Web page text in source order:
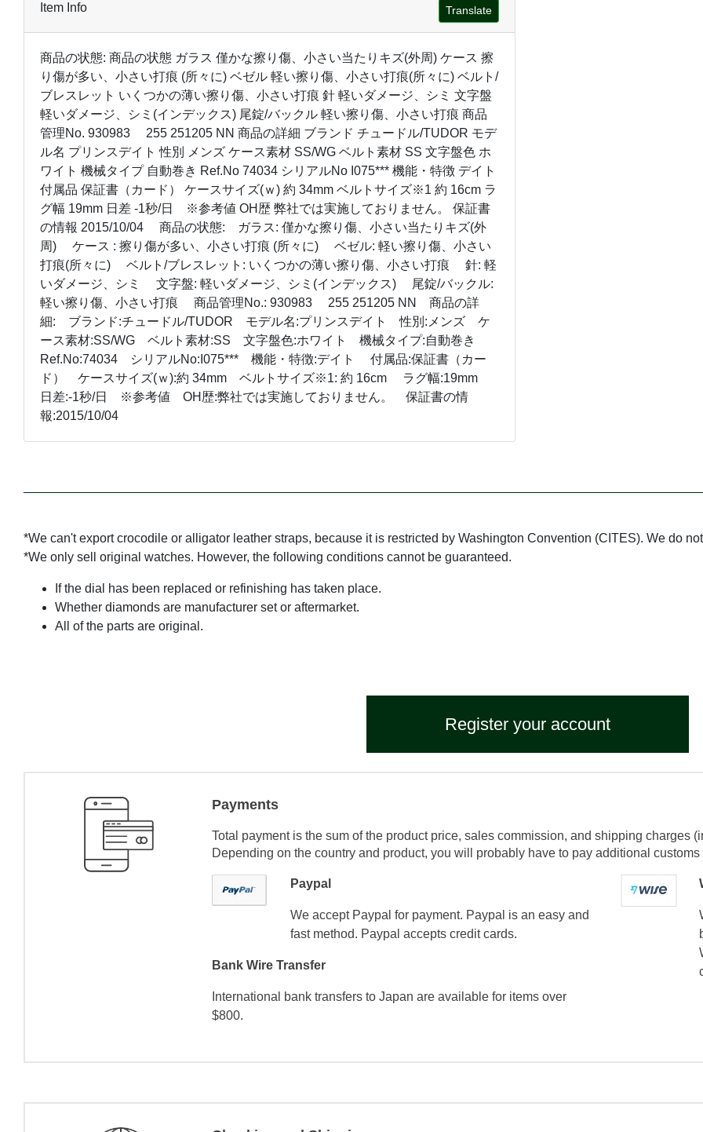
Item Info Translate
商品の状態: 商品の状態 ガラス 僅かな擦り傷、小さい当たりキズ(外周) ケース 擦
り傷が多い、小さい打痕 (所々に) ベゼル 軽い擦り傷、小さい打痕(所々に) ベルト/
ブレスレット いくつかの薄い擦り傷、小さい打痕 針 軽いダメージ、シミ 文字盤
軽いダメージ、シミ(インデックス) 尾錠/バックル 軽い擦り傷、小さい打痕 商品
管理No. 930983 255 251205 NN 商品の詳細 ブランド チュードル/TUDOR モデ
ル名 プリンスデイト 性別 メンズ ケース素材 SS/WG ベルト素材 SS 文字盤色 ホ
ワイト 機械タイプ 自動巻き Ref.No 74034 シリアルNo I075*** 機能・特徴 デイト
付属品 保証書（カード） ケースサイズ(ｗ) 約 34mm ベルトサイズ※1 約 16cm ラ
グ幅 19mm 日差 -1秒/日 ※参考値 OH歴 弊社では実施しておりません。 保証書
の情報 2015/10/04 商品の状態: ガラス: 僅かな擦り傷、小さい当たりキズ(外
周) ケース : 擦り傷が多い、小さい打痕 (所々に) ベゼル: 軽い擦り傷、小さい
打痕(所々に) ベルト/ブレスレット: いくつかの薄い擦り傷、小さい打痕 針: 軽
いダメージ、シミ 文字盤: 軽いダメージ、シミ(インデックス) 尾錠/バックル:
軽い擦り傷、小さい打痕 商品管理No.: 930983 255 251205 NN 商品の詳
細: ブランド:チュードル/TUDOR モデル名:プリンスデイト 性別:メンズ ケ
ース素材:SS/WG ベルト素材:SS 文字盤色:ホワイト 機械タイプ:自動巻き
Ref.No:74034 シリアルNo:I075*** 機能・特徴:デイト 付属品:保証書（カー
ド） ケースサイズ(ｗ):約 34mm ベルトサイズ※1: 約 16cm ラグ幅:19mm
日差:-1秒/日 ※参考値 OH歴:弊社では実施しておりません。 保証書の情
報:2015/10/04
*We can't export crocodile or alligator leather straps, because it is restricted by Washington Convention (CITES). We do
*We only sell original watches. However, the following conditions cannot be guaranteed.
If the dial has been replaced or refinishing has taken place.
Whether diamonds are manufacturer set or aftermarket.
All of the parts are original.
Register your account
Payments
Total payment is the sum of the product price, sales commission, and shipping charges
Depending on the country and product, you will probably have to pay additional customs
Paypal
We accept Paypal for payment. Paypal is an easy and
fast method. Paypal accepts credit cards.
Bank Wire Transfer
International bank transfers to Japan are available for items over
$800.